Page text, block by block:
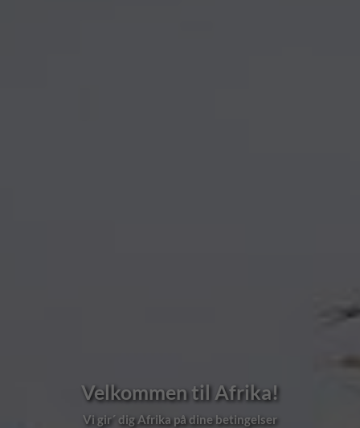
Velkommen til Afrika!
Vi gir´ dig Afrika på dine betingelser